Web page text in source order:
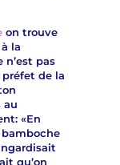
on trouve
la
pas
de la
au
«En
qu’on